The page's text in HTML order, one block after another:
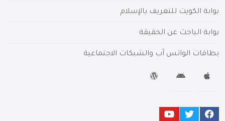
بوابة الكويت للتعريف بالإسلام
بوابة الباحث عن الحقيقة
بطاقات الواتس آب والشبكات الاجتماعية